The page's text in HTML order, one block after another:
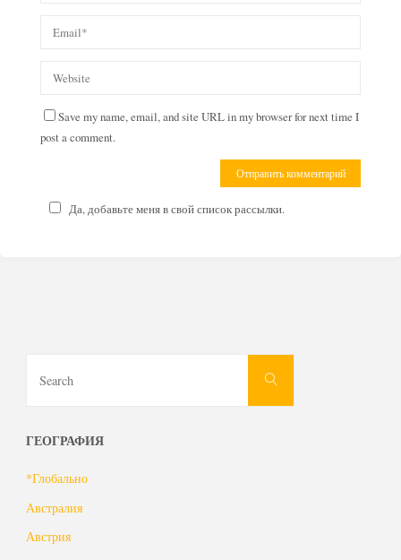
Save my name, email, and site URL in my browser for next time I
post a comment.
Да, добавьте меня в свой список рассылки.
Search
ГЕОГРАФИЯ
*Глобально
Австралия
Австрия